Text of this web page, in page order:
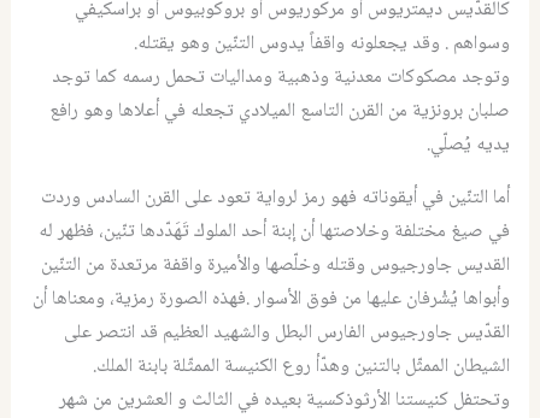
كالقدّيس ديمتريوس أو مركوريوس أو بروكوبيوس أو براسكيفي
وسواهم . وقد يجعلونه واقفاً يدوس التنّين وهو يقتله.
وتوجد مصكوكات معدنية وذهبية ومداليات تحمل رسمه كما توجد
صلبان برونزية من القرن التاسع الميلادي تجعله في أعلاها وهو رافع
يديه يُصلّي.
أما التنّين في أيقوناته فهو رمز لرواية تعود على القرن السادس وردت
في صيغ مختلفة وخلاصتها أن إبنة أحد الملوك تَهَدّدها تنّين، فظهر له
القديس جاورجيوس وقتله وخلّصها والأميرة واقفة مرتعدة من التنّين
وأبواها يُشْرفان عليها من فوق الأسوار .فهذه الصورة رمزية، ومعناها أن
القدّيس جاورجيوس الفارس البطل والشهيد العظيم قد انتصر على
الشيطان الممثّل بالتنين وهدّأ روع الكنيسة الممثّلة بابنة الملك.
وتحتفل كنيستنا الأرثوذكسية بعيده في الثالث و العشرين من شهر